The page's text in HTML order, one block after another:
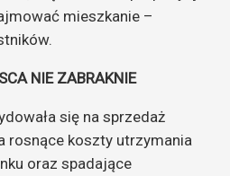
mieszkanie –
NIE ZABRAKNIE
się na sprzedaż
rosnące koszty utrzymania
oraz spadające